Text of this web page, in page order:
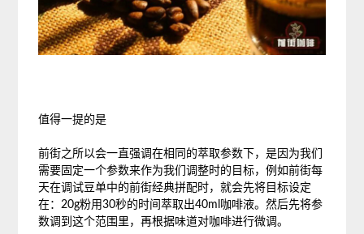
值得一提的是
前街之所以会一直强调在相同的萃取参数下，是因为我们
需要固定一个参数来作为我们调整时的目标，例如前街每
天在调试豆单中的前街经典拼配时，就会先将目标设定
在：20g粉用30秒的时间萃取出40ml咖啡液。然后先将参
数调到这个范围里，再根据味道对咖啡进行微调。